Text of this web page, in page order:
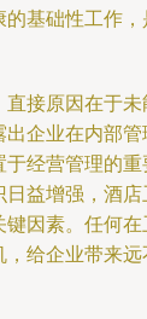
基础性工作
接原因在于
企业在内部
经营管理的
益增强，酒
因素。任何
给企业带来远